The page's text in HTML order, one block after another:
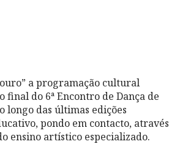
a programação cultural
final do 6ª Encontro de Dança de
longo das últimas edições
pondo em contacto, através
ensino artístico especializado.